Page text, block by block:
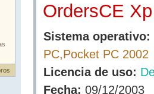
OrdersCE
Sistema operativo:
PC,Pocket PC 2002
Licencia de uso:
Fecha: 09/12/2003